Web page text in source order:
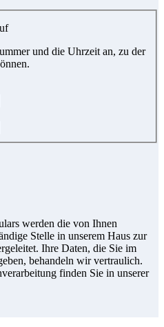
und die Uhrzeit an, zu der
werden die von Ihnen
Stelle in unserem Haus zur
Ihre Daten, die Sie im
behandeln wir vertraulich.
finden Sie in unserer